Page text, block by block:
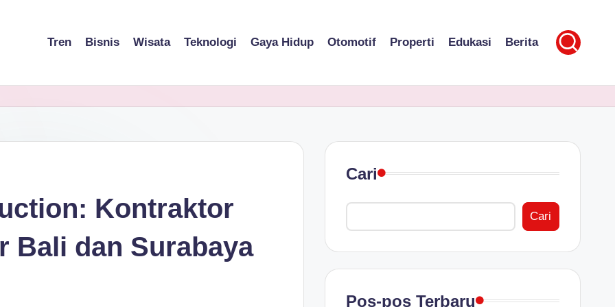
Tren Bisnis Wisata Teknologi Gaya Hidup Otomotif Properti Edukasi Berita
Kontraktor
Bali dan Surabaya
Cari
Cari
Pos-pos Terbaru